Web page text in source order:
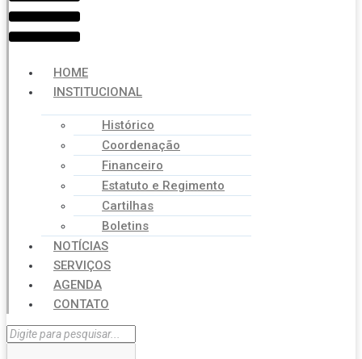
HOME
INSTITUCIONAL
Histórico
Coordenação
Financeiro
Estatuto e Regimento
Cartilhas
Boletins
NOTÍCIAS
SERVIÇOS
AGENDA
CONTATO